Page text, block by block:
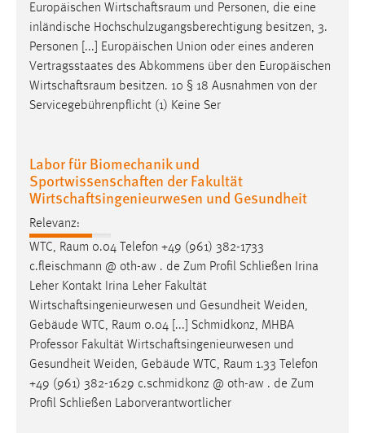
Europäischen Wirtschaftsraum und Personen, die eine
inländische Hochschulzugangsberechtigung besitzen, 3.
Personen [...] Europäischen Union oder eines anderen
Vertragsstaates des Abkommens über den Europäischen
Wirtschaftsraum besitzen. 10 § 18 Ausnahmen von der
Servicegebührenpflicht (1) Keine Ser
Labor für Biomechanik und
Sportwissenschaften der Fakultät
Wirtschaftsingenieurwesen und Gesundheit
Relevanz:
WTC, Raum 0.04 Telefon +49 (961) 382-1733
c.fleischmann @ oth-aw . de Zum Profil Schließen Irina
Leher Kontakt Irina Leher Fakultät
Wirtschaftsingenieurwesen und Gesundheit Weiden,
Gebäude WTC, Raum 0.04 [...] Schmidkonz, MHBA
Professor Fakultät Wirtschaftsingenieurwesen und
Gesundheit Weiden, Gebäude WTC, Raum 1.33 Telefon
+49 (961) 382-1629 c.schmidkonz @ oth-aw . de Zum
Profil Schließen Laborverantwortlicher
Zweck:
Dieser Cookie ist notwendig um sich an der Website
einloggen zu können.
Cookie Laufzeit:
24 Stunden
STATISTIK
Statistik Cookies erfassen Informationen anonym.
Diese Informationen helfen uns zu verstehen, wie
unsere Besucher unsere Website nutzen.
Matomo
Name:
_pk_ref, _pk_cvar, _pk_id, _pk_ses
Zweck:
Zugriffsstatistik
Cookie Laufzeit:
Max. 13 Monate